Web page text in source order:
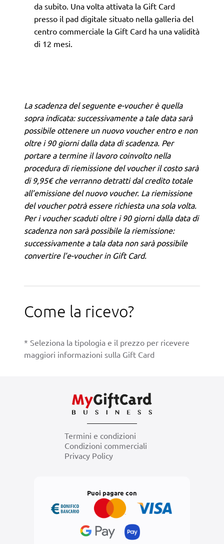
da subito. Una volta attivata la Gift Card
presso il pad digitale situato nella galleria del
centro commerciale la Gift Card ha una validità
di 12 mesi.
La scadenza del seguente e-voucher è quella
sopra indicata: successivamente a tale data sarà
possibile ottenere un nuovo voucher entro e non
oltre i 90 giorni dalla data di scadenza. Per
portare a termine il lavoro coinvolto nella
procedura di riemissione del voucher il costo sarà
di 9,95€ che verranno detratti dal credito totale
all’emissione del nuovo voucher. La riemissione
del voucher potrà essere richiesta una sola volta.
Per i voucher scaduti oltre i 90 giorni dalla data di
scadenza non sarà possibile la riemissione:
successivamente a tala data non sarà possibile
convertire l’e-voucher in Gift Card.
Come la ricevo?
* Seleziona la tipologia e il prezzo per ricevere
maggiori informazioni sulla Gift Card
Termini e condizioni
Condizioni commerciali
Privacy Policy
Puoi pagare con